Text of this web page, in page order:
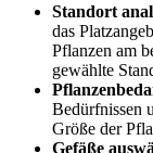
Standort
das
Pflanzen am
gewählte
Bedürfnissen
Größe der
Gefäße